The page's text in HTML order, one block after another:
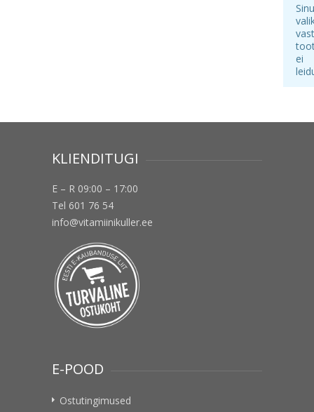
Sinu
ei
KLIENDITUGI
E – R 09:00 – 17:00
Tel 601 76 54
info@vitamiinikuller.ee
E-POOD
Ostutingimused